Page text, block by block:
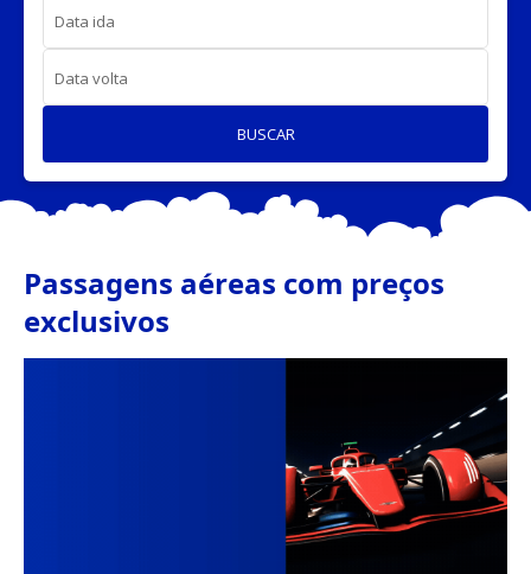
Data ida
Data volta
BUSCAR
Passagens aéreas com preços
exclusivos